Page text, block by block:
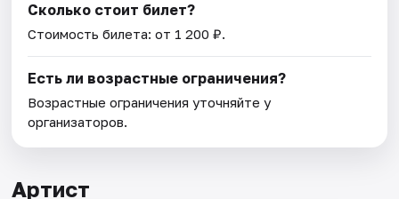
Сколько стоит билет?
Стоимость билета: от 1 200 ₽.
Есть ли возрастные ограничения?
Возрастные ограничения уточняйте у
организаторов.
Артист